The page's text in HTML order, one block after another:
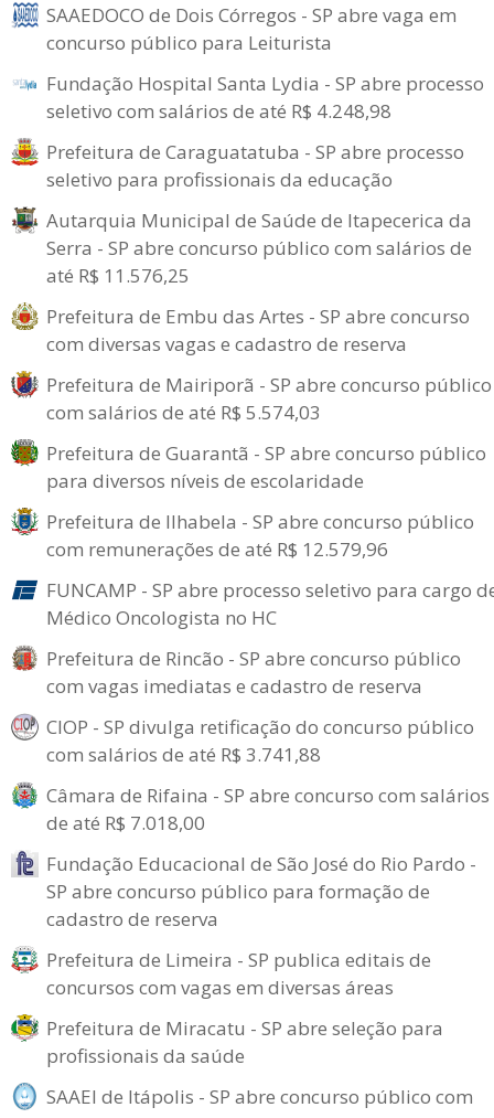
SAAEDOCO de Dois Córregos - SP abre vaga em
concurso público para Leiturista
Fundação Hospital Santa Lydia - SP abre processo
seletivo com salários de até R$ 4.248,98
Prefeitura de Caraguatatuba - SP abre processo
seletivo para profissionais da educação
Autarquia Municipal de Saúde de Itapecerica da
Serra - SP abre concurso público com salários de
até R$ 11.576,25
Prefeitura de Embu das Artes - SP abre concurso
com diversas vagas e cadastro de reserva
Prefeitura de Mairiporã - SP abre concurso público
com salários de até R$ 5.574,03
Prefeitura de Guarantã - SP abre concurso público
para diversos níveis de escolaridade
Prefeitura de Ilhabela - SP abre concurso público
com remunerações de até R$ 12.579,96
FUNCAMP - SP abre processo seletivo para cargo
Médico Oncologista no HC
Prefeitura de Rincão - SP abre concurso público
com vagas imediatas e cadastro de reserva
CIOP - SP divulga retificação do concurso público
com salários de até R$ 3.741,88
Câmara de Rifaina - SP abre concurso com salários
de até R$ 7.018,00
Fundação Educacional de São José do Rio Pardo -
SP abre concurso público para formação de
cadastro de reserva
Prefeitura de Limeira - SP publica editais de
concursos com vagas em diversas áreas
Prefeitura de Miracatu - SP abre seleção para
profissionais da saúde
SAAEI de Itápolis - SP abre concurso público com